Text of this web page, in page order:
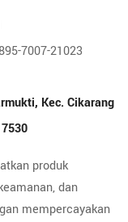
7007-21023
Kec. Cikarang
produk
dan
mempercayakan